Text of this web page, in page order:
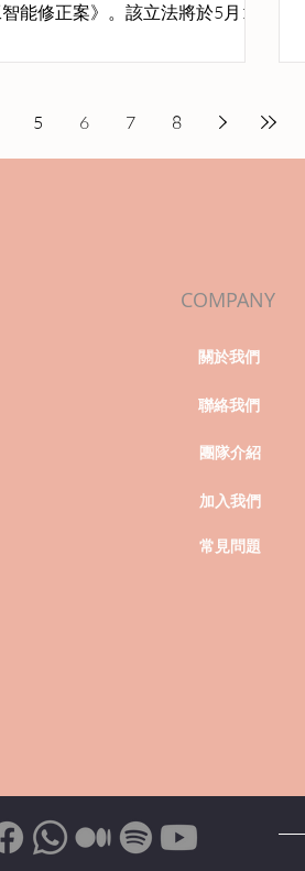
智能修正案》。該立法將於5月1日
5 6 7 8
COMPANY
關於我們
聯絡我們
團隊介紹
加入我們
常見問題